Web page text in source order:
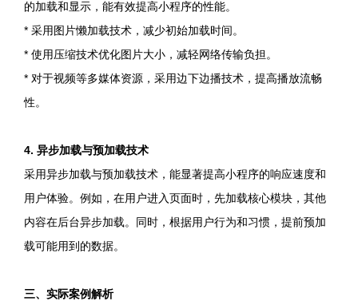
的加载和显示，能有效提高小程序的性能。
* 采用图片懒加载技术，减少初始加载时间。
* 使用压缩技术优化图片大小，减轻网络传输负担。
* 对于视频等多媒体资源，采用边下边播技术，提高播放流畅
性。
4. 异步加载与预加载技术
采用异步加载与预加载技术，能显著提高小程序的响应速度和
用户体验。例如，在用户进入页面时，先加载核心模块，其他
内容在后台异步加载。同时，根据用户行为和习惯，提前预加
载可能用到的数据。
三、实际案例解析